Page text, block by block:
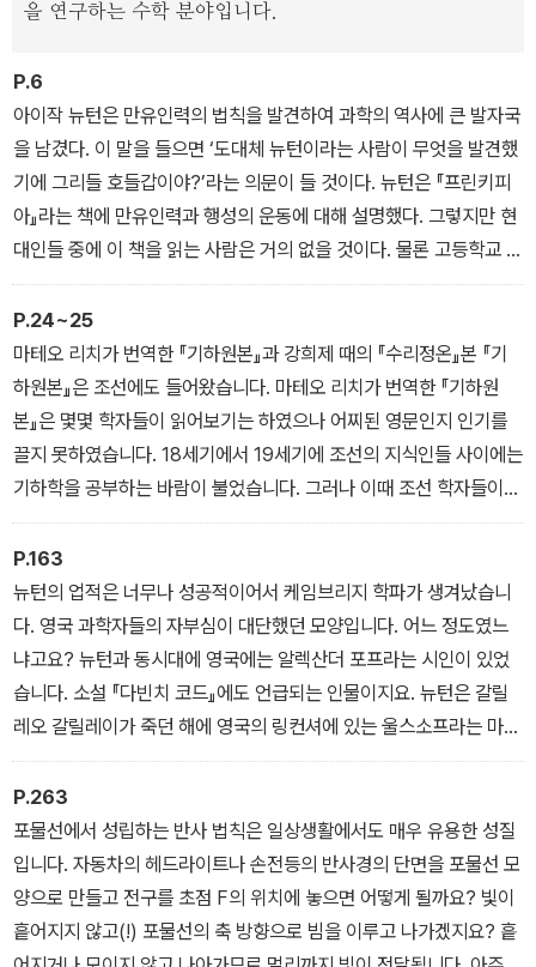
들이 이해하기란 거의 불가능하다. 저자는 중.고등학교 때 배우는 기
말하자면, 근대 과학혁명을 이끈 인류 최고의 고전을 국내 필자가 제
대로 쓴 기하학 교양서이자 과학고전 해설서인 셈이다.
을 연구하는 수학 분야입니다.
P.6
아이작 뉴턴은 만유인력의 법칙을 발견하여 과학의 역사에 큰 발자국
을 남겼다. 이 말을 들으면 ‘도대체 뉴턴이라는 사람이 무엇을 발견했
기에 그리들 호들갑이야?’라는 의문이 들 것이다. 뉴턴은 『프린키피
아』라는 책에 만유인력과 행성의 운동에 대해 설명했다. 그렇지만 현
대인들 중에 이 책을 읽는 사람은 거의 없을 것이다. 물론 고등학교 물
리 시간에 만유인력을 조금 다루기는 한다. 그러나 이는 뉴턴이 원래
풀이한 방식과는 다르다. 뉴턴의 『프린키피아』는 기하학이라는 언어
로 서술되어 있다. 반면에 우리가 고등학교 물리 시간에 배우는 만유
인력 법칙은 미적분학과 대수학의 언어로 서술되어 있다. 미적분학을
창시한 뉴턴은 왜 고리타분하게 기하학을 사용했을까? 그것은 뉴턴
이 독자를 배려했기 때문이다. 뉴턴의 미적분학을 다른 학자들이 이
해하고 여러 가지로 응용하기 시작한 것은 한참 후의 일이다. 그러므
로 뉴턴 당대에 미적분학으로 『프린키피아』를 썼다면 아무도 알아듣
지 못했을 것이다.
프롤로그
P.24~25
마테오 리치가 번역한 『기하원본』과 강희제 때의 『수리정온』본 『기
하원본』은 조선에도 들어왔습니다. 마테오 리치가 번역한 『기하원
본』은 몇몇 학자들이 읽어보기는 하였으나 어찌된 영문인지 인기를
끌지 못하였습니다. 18세기에서 19세기에 조선의 지식인들 사이에는
기하학을 공부하는 바람이 불었습니다. 그러나 이때 조선 학자들이
읽은 책은 마테오 리치의 『기하원본』이 아니라 『수리정온』본 『기하
원본』이었습니다. 조선의 학자인 이규경은 『오주연문장전산고』에
“『기하원본』에는 두 가지가 있다. 하나는 마테오 리치와 서광계가 번
역한 것이고 나머지 하나는 『수리정온』본인데, 마테오 리치의 것은
매우 귀하다”라고 썼습니다. 조선 학자들은 그 정수인 공리 체계가 빠
진 『기하원본』을 읽었던 것이지요. 그래서 아마도 조선 학자들이 공
리 체계라는 멋진 학문의 방법에 깊은 감동을 받지 못했던 것 같습니
다.
제1장 기하학
P.163
뉴턴의 업적은 너무나 성공적이어서 케임브리지 학파가 생겨났습니
다. 영국 과학자들의 자부심이 대단했던 모양입니다. 어느 정도였느
냐고요? 뉴턴과 동시대에 영국에는 알렉산더 포프라는 시인이 있었
습니다. 소설 『다빈치 코드』에도 언급되는 인물이지요. 뉴턴은 갈릴
레오 갈릴레이가 죽던 해에 영국의 링컨셔에 있는 울스소프라는 마을
에서 태어났습니다. 이러한 신비로운 사실에 영감을 받은 포프는 성
경 구절을 흉내 내서 묘비명을 작성했습니다. (중략) “자연과 자연의
법칙이 밤의 어둠 속에 숨어 있는데, 신이 ‘뉴턴이 있으라!’ 하시니, 모
든 세상이 밝아지더라.”
제4장 타원
P.263
포물선에서 성립하는 반사 법칙은 일상생활에서도 매우 유용한 성질
입니다. 자동차의 헤드라이트나 손전등의 반사경의 단면을 포물선 모
양으로 만들고 전구를 초점 F의 위치에 놓으면 어떻게 될까요? 빛이
흩어지지 않고(!) 포물선의 축 방향으로 빔을 이루고 나가겠지요? 흩